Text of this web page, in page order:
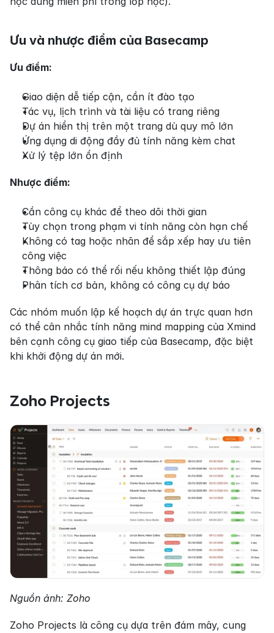
Ưu và nhược điểm của Basecamp
Ưu điểm:
Giao diện dễ tiếp cận, cần ít đào tạo
Tác vụ, lịch trình và tài liệu có trang riêng
Dự án hiển thị trên một trang dù quy mô lớn
Ứng dụng di động đầy đủ tính năng kèm chat
Xử lý tệp lớn ổn định
Nhược điểm:
Cần công cụ khác để theo dõi thời gian
Tùy chọn trong phạm vi tính năng còn hạn chế
Không có tag hoặc nhãn để sắp xếp hay ưu tiên
công việc
Thông báo có thể rối nếu không thiết lập đúng
Phân tích cơ bản, không có công cụ dự báo
Các nhóm muốn lập kế hoạch dự án trực quan hơn
có thể cân nhắc tính năng mind mapping của Xmind
bên cạnh công cụ giao tiếp của Basecamp, đặc biệt
khi khởi động dự án mới.
Zoho Projects
Nguồn ảnh: Zoho
Zoho Projects là công cụ dựa trên đám mây, cung